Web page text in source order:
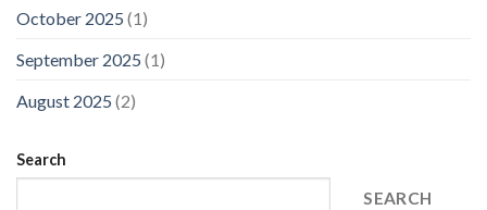
October 2025 (1)
September 2025 (1)
August 2025 (2)
Search
SEARCH